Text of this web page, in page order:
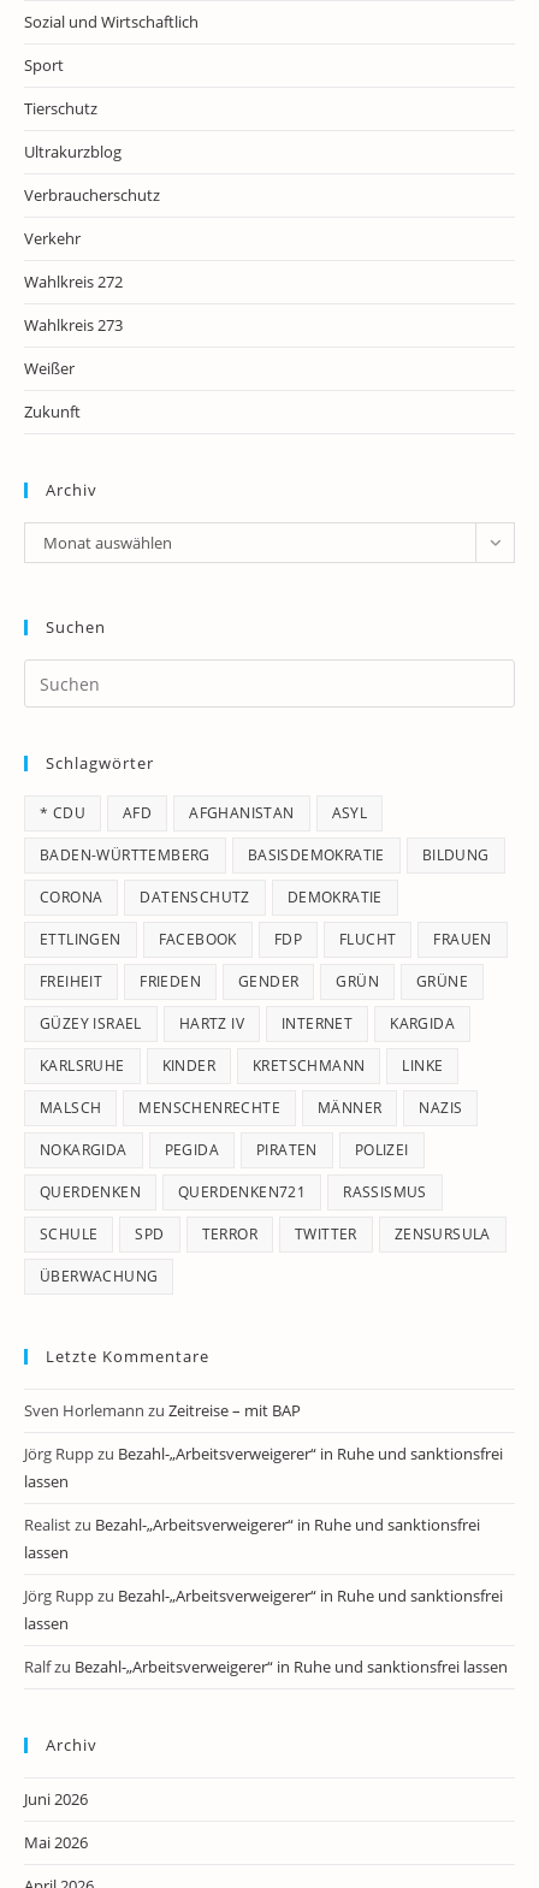
Sozial und Wirtschaftlich
Sport
Tierschutz
Ultrakurzblog
Verbraucherschutz
Verkehr
Wahlkreis 272
Wahlkreis 273
Weißer
Zukunft
Archiv
Archiv
Monat auswählen
Suchen
Schlagwörter
* CDU AFD AFGHANISTAN ASYL
BADEN-WÜRTTEMBERG BASISDEMOKRATIE BILDUNG
CORONA DATENSCHUTZ DEMOKRATIE
ETTLINGEN FACEBOOK FDP FLUCHT FRAUEN
FREIHEIT FRIEDEN GENDER GRÜN GRÜNE
GÜZEY ISRAEL HARTZ IV INTERNET KARGIDA
KARLSRUHE KINDER KRETSCHMANN LINKE
MALSCH MENSCHENRECHTE MÄNNER NAZIS
NOKARGIDA PEGIDA PIRATEN POLIZEI
QUERDENKEN QUERDENKEN721 RASSISMUS
SCHULE SPD TERROR TWITTER ZENSURSULA
ÜBERWACHUNG
Letzte Kommentare
Sven Horlemann zu Zeitreise – mit BAP
Jörg Ruppzu Bezahl-„Arbeitsverweigerer“ in Ruhe und sanktionsfrei
lassen
Realistzu Bezahl-„Arbeitsverweigerer“ in Ruhe und sanktionsfrei
lassen
Jörg Ruppzu Bezahl-„Arbeitsverweigerer“ in Ruhe und sanktionsfrei
lassen
Ralfzu Bezahl-„Arbeitsverweigerer“ in Ruhe und sanktionsfrei lassen
Archiv
Juni 2026
Mai 2026